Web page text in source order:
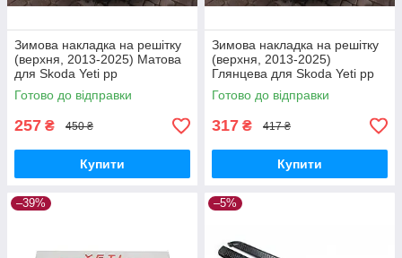
Зимова накладка на решітку
(верхня, 2013-2025) Матова
для Skoda Yeti рр
Готово до відправки
257 ₴ 450 ₴
Купити
Зимова накладка на решітку
(верхня, 2013-2025)
Глянцева для Skoda Yeti рр
Готово до відправки
317 ₴ 417 ₴
Купити
–39% –5%